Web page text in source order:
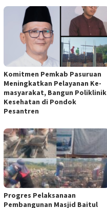
Komitmen Pemkab Pasuruan
Meningkatkan Pelayanan Ke-
masyarakat, Bangun Poliklinik
Kesehatan di Pondok
Pesantren
Progres Pelaksanaan
Pembangunan Masjid Baitul